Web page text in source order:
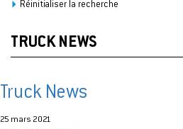
Réinitialiser la recherche
TRUCK NEWS
Truck News
25 mars 2021